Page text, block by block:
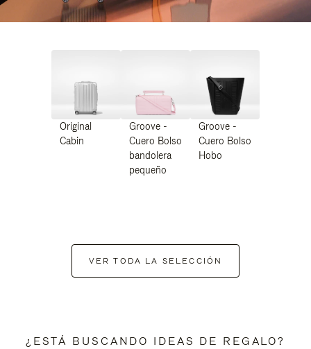
Original
Cabin
Groove -
Cuero Bolso
bandolera
pequeño
Groove -
Cuero Bolso
Hobo
VER TODA LA SELECCIÓN
¿ESTÁ BUSCANDO IDEAS DE REGALO?